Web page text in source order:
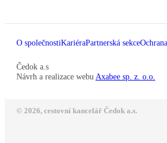
O společnostiKariéraPartnerská sekce
Čedok a.s
Návrh a realizace webu Axabee sp. z. o.o.
© 2026, cestovní kancelář Čedok a.s.